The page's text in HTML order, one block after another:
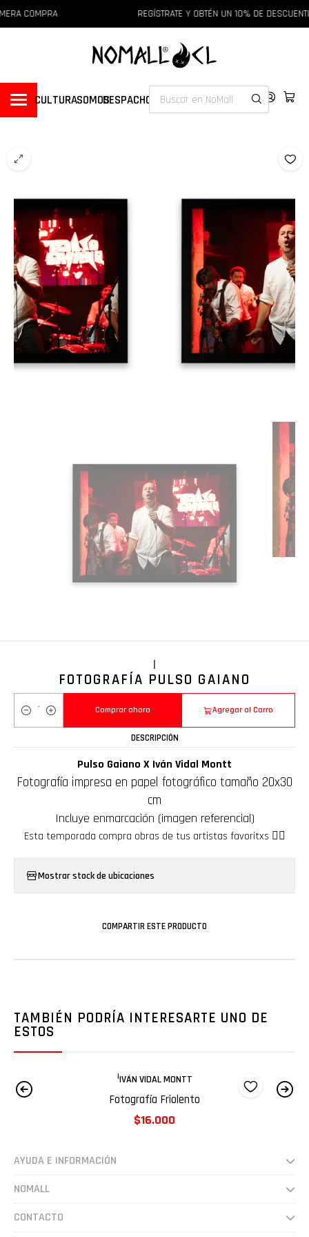
COMPRA REGÍSTRATE Y OBTÉN UN 10% DE
CULTURASOMOSDESPACHOS
|
FOTOGRAFÍA PULSO GAIANO
Cantidad
Agregar al Carro
Comprar ahora
DESCRIPCIÓN
Pulso Gaiano X Iván Vidal Montt
Fotografía impresa en papel fotográfico tamaño 20x30
cm
Incluye enmarcación (imagen referencial)
Esta temporada compra obras de tus artistas favoritxs ❤️‍🔥
Mostrar stock de ubicaciones
COMPARTIR ESTE PRODUCTO
TAMBIÉN PODRÍA INTERESARTE UNO DE
ESTOS
|IVÁN VIDAL MONTT
Fotografía Friolento
$16.000
AYUDA E INFORMACIÓN
Despachos
NOMALL
Somos
CONTACTO